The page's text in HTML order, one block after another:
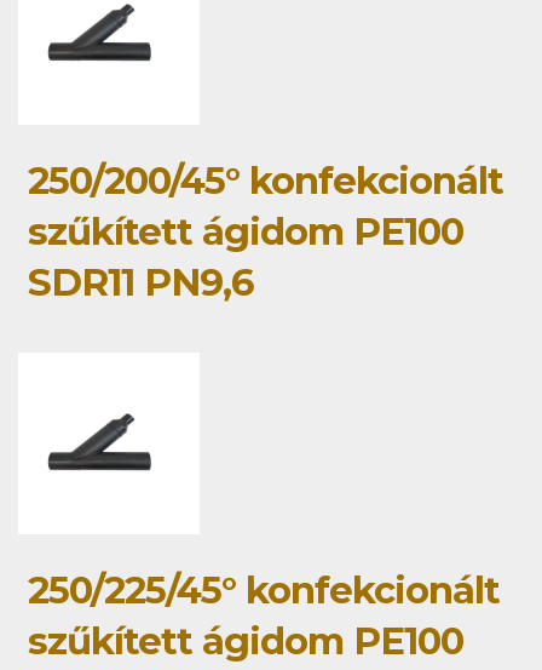
250/200/45° konfekcionált
szűkített ágidom PE100
SDR11 PN9,6
250/225/45° konfekcionált
szűkített ágidom PE100